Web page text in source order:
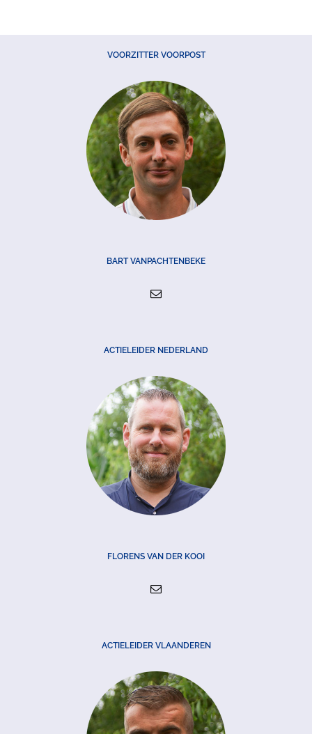
VOORZITTER VOORPOST
BART VANPACHTENBEKE
ACTIELEIDER NEDERLAND
FLORENS VAN DER KOOI
ACTIELEIDER VLAANDEREN